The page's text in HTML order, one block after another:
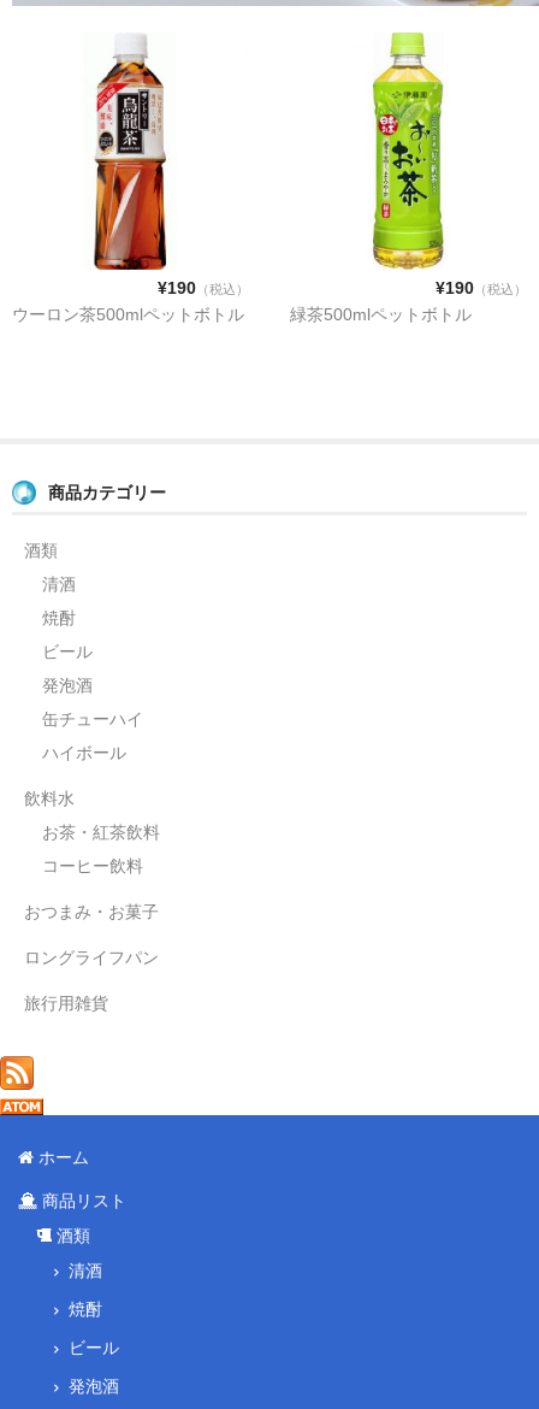
¥190（税込）
ウーロン茶500mlペットボトル
¥190（税込）
緑茶500mlペットボトル
商品カテゴリー
酒類
清酒
焼酎
ビール
発泡酒
缶チューハイ
ハイボール
飲料水
お茶・紅茶飲料
コーヒー飲料
おつまみ・お菓子
ロングライフパン
旅行用雑貨
ホーム
商品リスト
酒類
清酒
焼酎
ビール
発泡酒